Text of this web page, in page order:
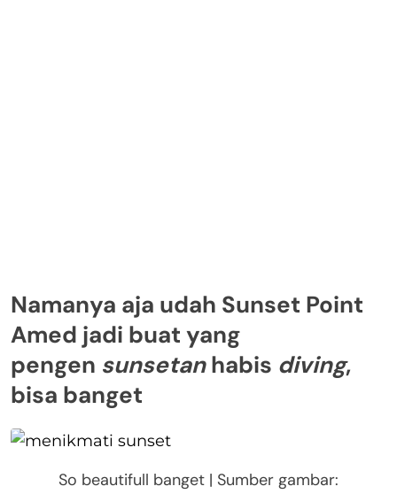
Namanya aja udah Sunset Point
Amed jadi buat yang
pengen sunsetanhabis diving,
bisa banget
So beautifull banget | Sumber gambar: